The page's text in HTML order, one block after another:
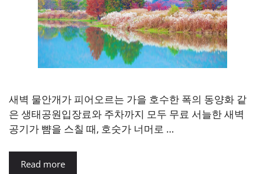
새벽 물안개가 피어오르는 가을 호수한 폭의 동양화 같
은 생태공원입장료와 주차까지 모두 무료 서늘한 새벽
공기가 뺨을 스칠 때, 호숫가 너머로 …
Read more